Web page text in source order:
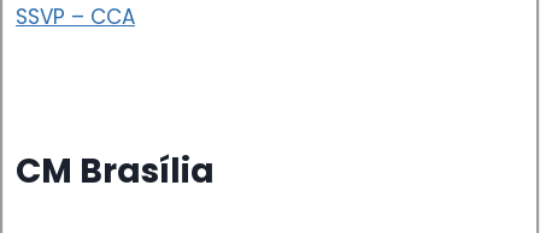
SSVP – CCA
CM Brasília